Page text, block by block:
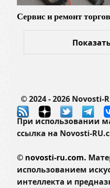
Сервис и ремонт
© 2024 - 2026 Novosti-
При использовании
ссылка на Novosti-
© novosti-ru.com.
использованием
интеллекта и